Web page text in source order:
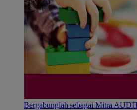
Bergabunglah sebagai Mitra